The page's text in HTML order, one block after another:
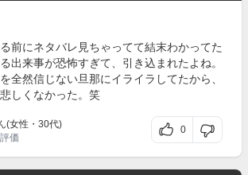
前にネタバレ見ちゃってて結末わかってた
出来事が恐怖すぎて、引き込まれたよね。
然信じない旦那にイライラしてたから、
しくなかった。笑
(女性・30代)
価
0